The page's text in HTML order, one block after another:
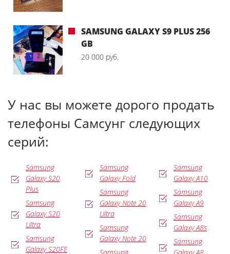
SAMSUNG GALAXY S9 PLUS 256
GB
20 000 руб.
У нас вы можете дорого продать
телефоны Самсунг следующих
серий:
Samsung
Galaxy S20
Plus
Samsung
Galaxy S20
Ultra
Samsung
Galaxy S20FE
Samsung
Galaxy Fold
Samsung
Galaxy Note 20
Ultra
Samsung
Galaxy Note 20
Samsung
Galaxy A10
Samsung
Galaxy A9
Samsung
Galaxy A8s
Samsung